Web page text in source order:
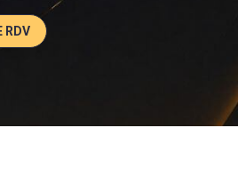
RDV